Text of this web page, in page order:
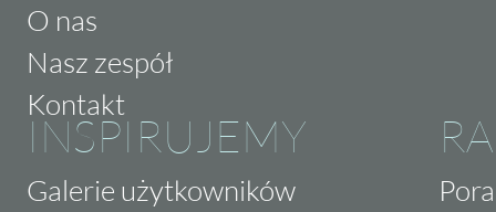
O nas
Nasz zespół
Kontakt
INSPIRUJEMY
Galerie użytkowników